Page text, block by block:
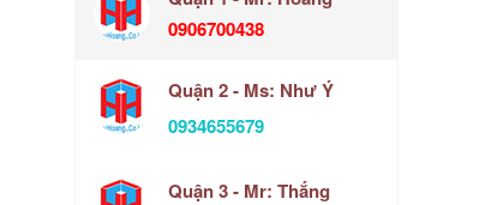
0906700438
Quận 2 - Ms: Như Ý
0934655679
Quận 3 - Mr: Thắng